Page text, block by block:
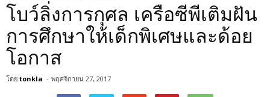
โบว์ลิ่งการกุศล เครือซีพีเติมฝัน
การศึกษาให้เด็กพิเศษและด้อย
โอกาส
โดย tonkla - พฤศจิกายน 27, 2017